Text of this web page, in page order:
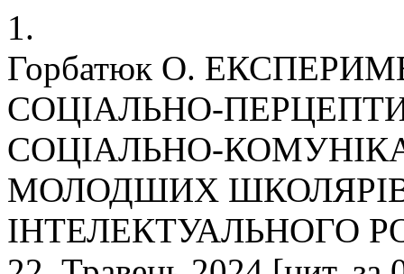
1.
Горбатюк О.
СОЦІАЛЬНО-
СОЦІАЛЬНО-
МОЛОДШИХ
ІНТЕЛЕКТУАЛЬНОГО